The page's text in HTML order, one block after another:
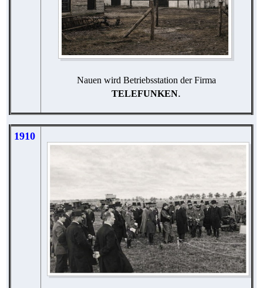
Nauen wird Betriebsstation der Firma
TELEFUNKEN.
1910